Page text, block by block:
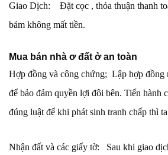
Giao Dịch: Đặt cọc , thỏa thuận thanh
bảm không mất tiền.
Mua bán nhà ơ đất ở an toàn
Hợp đồng và công chứng; Lập hợp đồng
để bảo đảm quyền lợi đôi bên. Tiến hành
đúng luật để khi phát sinh tranh chấp thì
Nhận đất và các giấy tờ: Sau khi giao